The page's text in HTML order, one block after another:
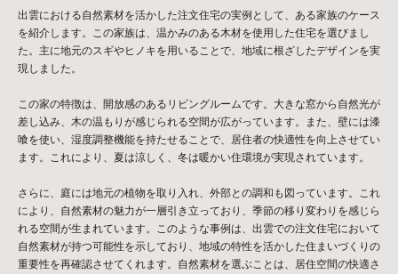
出雲における自然素材を活かした注文住宅の実例として、ある家族のケース
を紹介します。この家族は、温かみのある木材を使用した住宅を選びまし
た。主に地元のスギやヒノキを用いることで、地域に根ざしたデザインを実
現しました。
この家の特徴は、開放感のあるリビングルームです。大きな窓から自然光が
差し込み、木の温もりが感じられる空間が広がっています。また、壁には漆
喰を使い、湿度調整機能を持たせることで、居住者の快適性を向上させてい
ます。これにより、夏は涼しく、冬は暖かい住環境が実現されています。
さらに、庭には地元の植物を取り入れ、外部との調和も図っています。これ
により、自然素材の魅力が一層引き立っており、季節の移り変わりを感じら
れる空間が生まれています。このような事例は、出雲での注文住宅において
自然素材が持つ可能性を示しており、地域の特性を活かした住まいづくりの
重要性を再確認させてくれます。自然素材を選ぶことは、居住空間の快適さ